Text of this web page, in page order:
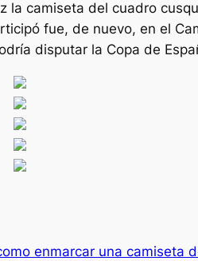
la camiseta del cuadro
fue, de nuevo, en el
disputar la Copa de
enmarcar una camiseta